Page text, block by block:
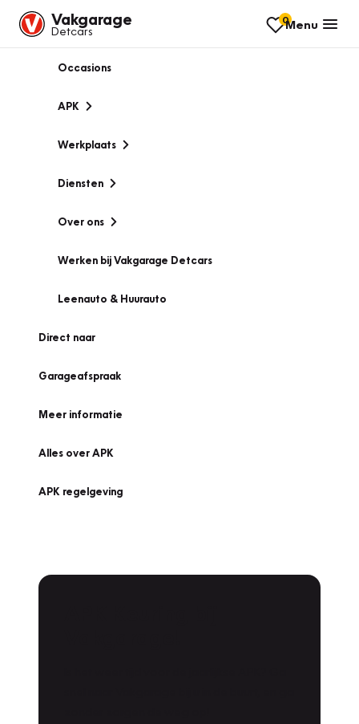
Vakgarage
Detcars
0Menu
Occasions
APK
Werkplaats
Diensten
Over ons
Werken bij Vakgarage Detcars
Leenauto & Huurauto
Direct naar
Garageafspraak
Meer informatie
Alles over APK
APK regelgeving